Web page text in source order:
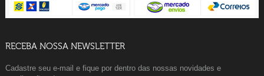
RECEBA NOSSA NEWSLETTER
Cadastre seu e-mail e fique por dentro das nossas novidades e